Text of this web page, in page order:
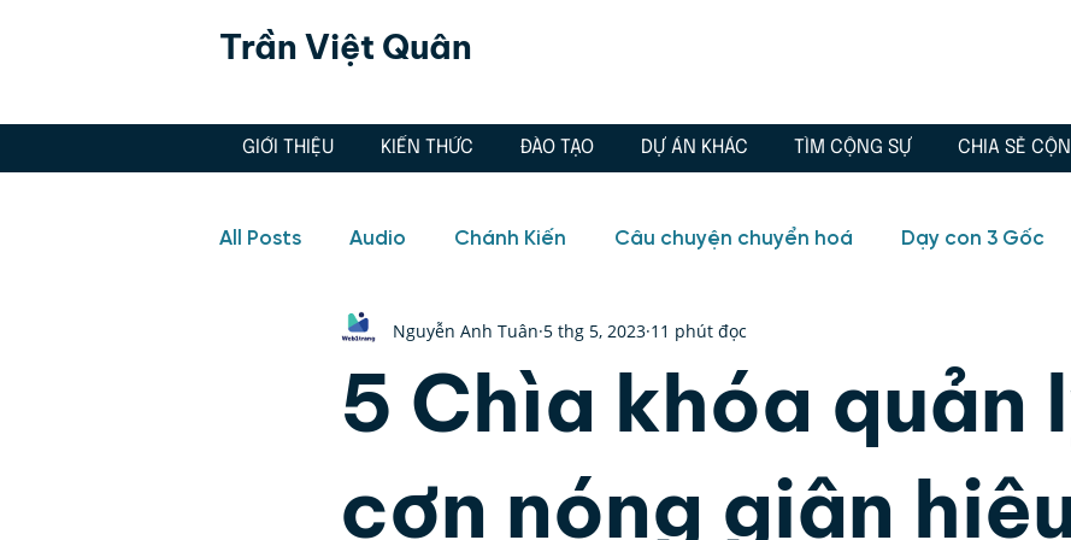
Trần Việt Quân
GIỚI THIỆU KIẾN THỨC ĐÀO TẠO DỰ ÁN KHÁC TÌM CỘNG SỰ CHIA SẺ
All Posts Audio Chánh Kiến Câu chuyện chuyển hoá Dạy con 3 Gốc
Hôn nhân, Tình yêu Audio Blog Câu chuyện chuyển hoá
Doanh nghiệp Hôn nhân, Tình yêu Đông phương học Quà tặng
Quản lý cảm xúc, Thiền, Chữa lành Tuổi trẻ Video Huyền
5 Chìa khóa quản
cơn nóng giận
Nguyễn Anh Tuân 5 thg 5, 2023 11 phút đọc